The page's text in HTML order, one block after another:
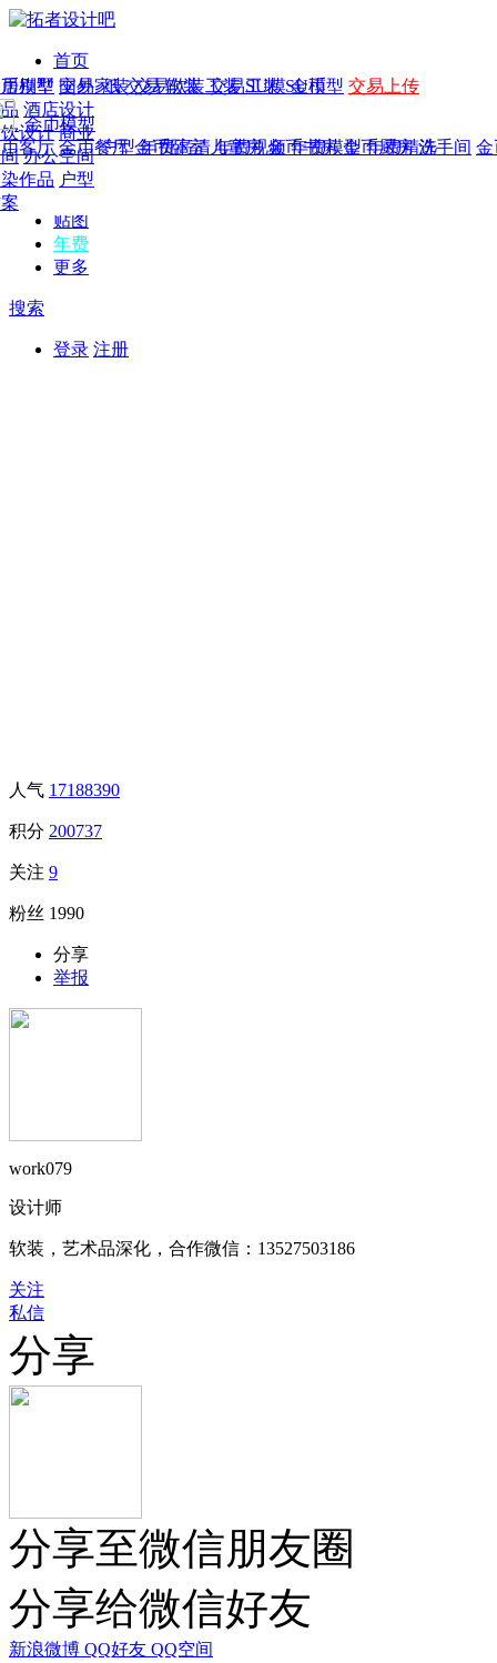
首页
发现
年费 作品 图纸 交易 软装 工装 SU模 金币
年费版块
费图纸 年费户型 年费高清 年费视频 年费模型 年费精选
作品
别墅 国外
酒店设计
设计 商业
办公空间
作品 户型
模型
模型 交易家装 交易软装 交易工装 SU模型 交易上传
金币模型
客厅 金币餐厅 金币卧室 儿童房 金币书房 金币厨房 洗手间 金
CAD
概念
贴图
年费
更多
搜索
登录 注册
人气 17188390
积分 200737
关注 9
粉丝 1990
分享
举报
work079
设计师
软装，艺术品深化，合作微信：13527503186
关注
私信
分享
分享至微信朋友圈
分享给微信好友
新浪微博 QQ好友 QQ空间